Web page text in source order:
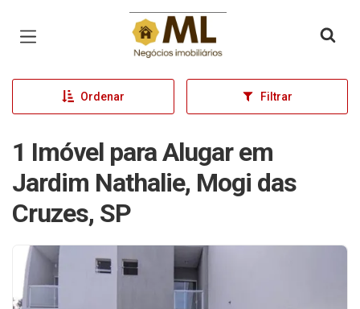
Página inicial
Ordenar Filtrar
1 Imóvel para Alugar em
Jardim Nathalie, Mogi das
Cruzes, SP